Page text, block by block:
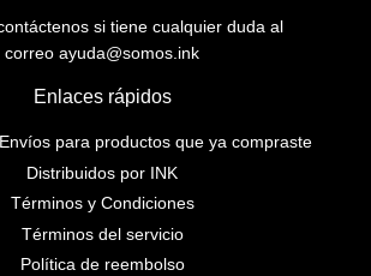
si tiene cualquier duda al
correo ayuda@somos.ink
Enlaces rápidos
para productos que ya compraste
Distribuidos por INK
Términos y Condiciones
Términos del servicio
Política de reembolso